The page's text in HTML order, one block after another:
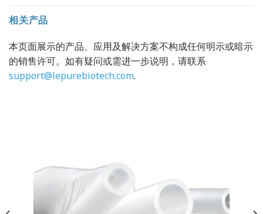
相关产品
本页面展示的产品、应用及解决方案不构成任何明示或暗示
的销售许可。如有疑问或需进一步说明，请联系
support@lepurebiotech.com.